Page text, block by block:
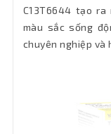
C13T6644 tạo
màu sắc sống
chuyên nghiệp và